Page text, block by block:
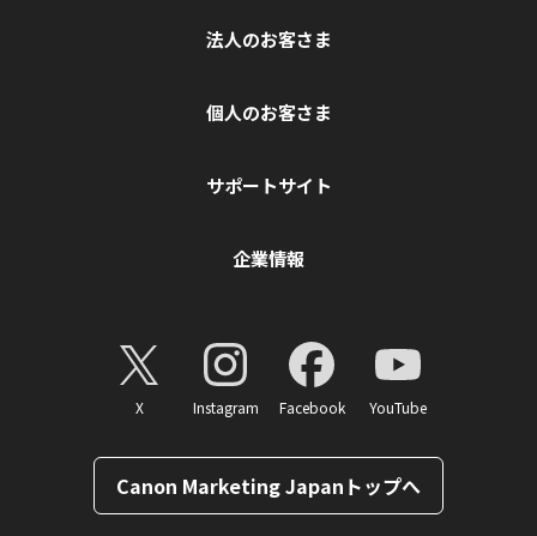
法人のお客さま
個人のお客さま
サポートサイト
企業情報
X Instagram Facebook YouTube
Canon Marketing Japanトップへ